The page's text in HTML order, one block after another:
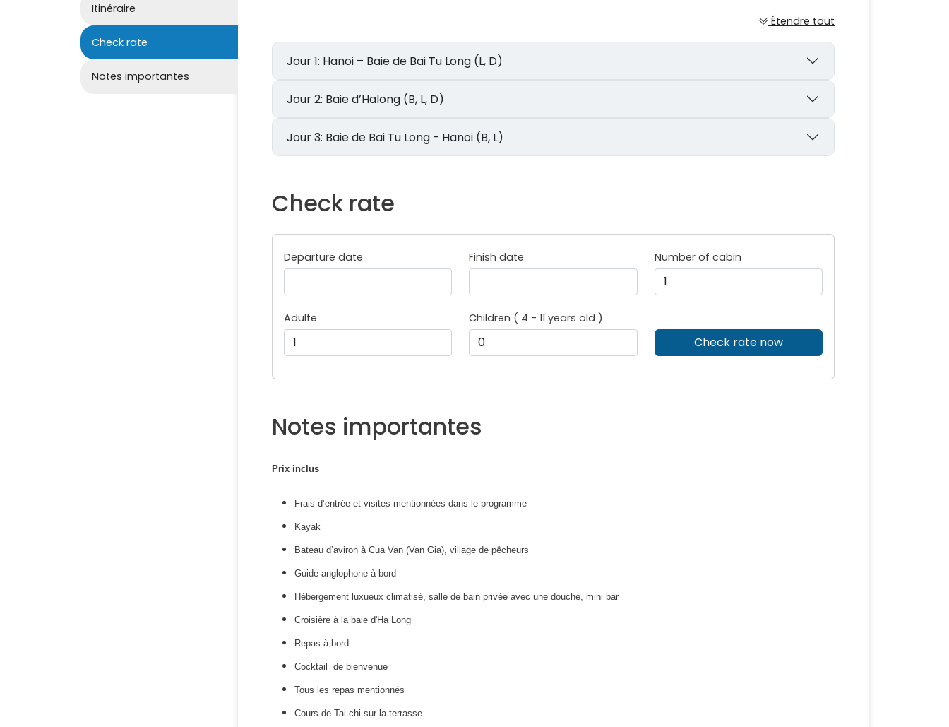
Itinéraire
Check rate
Notes importantes
Étendre tout
Jour 1: Hanoi – Baie de Bai Tu Long (L, D)
Jour 2: Baie d’Halong (B, L, D)
Jour 3: Baie de Bai Tu Long - Hanoi (B, L)
Check rate
Departure date Finish date Number of cabin
Adulte Children ( 4 - 11 years old )
Check rate now
Notes importantes
Prix inclus
Frais d’entrée et visites mentionnées dans le programme
Kayak
Bateau d’aviron à Cua Van (Van Gia), village de pêcheurs
Guide anglophone à bord
Hébergement luxueux climatisé, salle de bain privée avec une douche, mini bar
Croisière à la baie d'Ha Long
Repas à bord
Cocktail de bienvenue
Tous les repas mentionnés
Cours de Tai-chi sur la terrasse